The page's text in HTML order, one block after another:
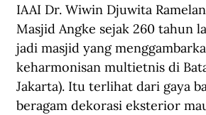
IAAI Dr. Wiwin Djuwita
Masjid Angke sejak 260 tahun
jadi masjid yang
keharmonisan multietnis di
Jakarta). Itu terlihat dari gaya
beragam dekorasi eksterior